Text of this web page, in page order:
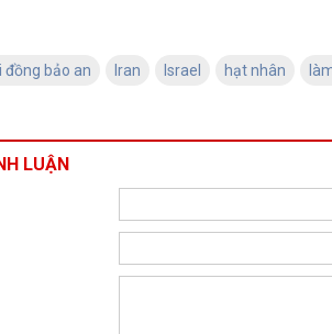
đồng bảo an Iran Israel hạt nhân
LUẬN